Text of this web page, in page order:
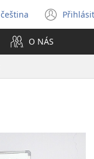
Vybrat
jazyk
čeština
nové
O NÁS